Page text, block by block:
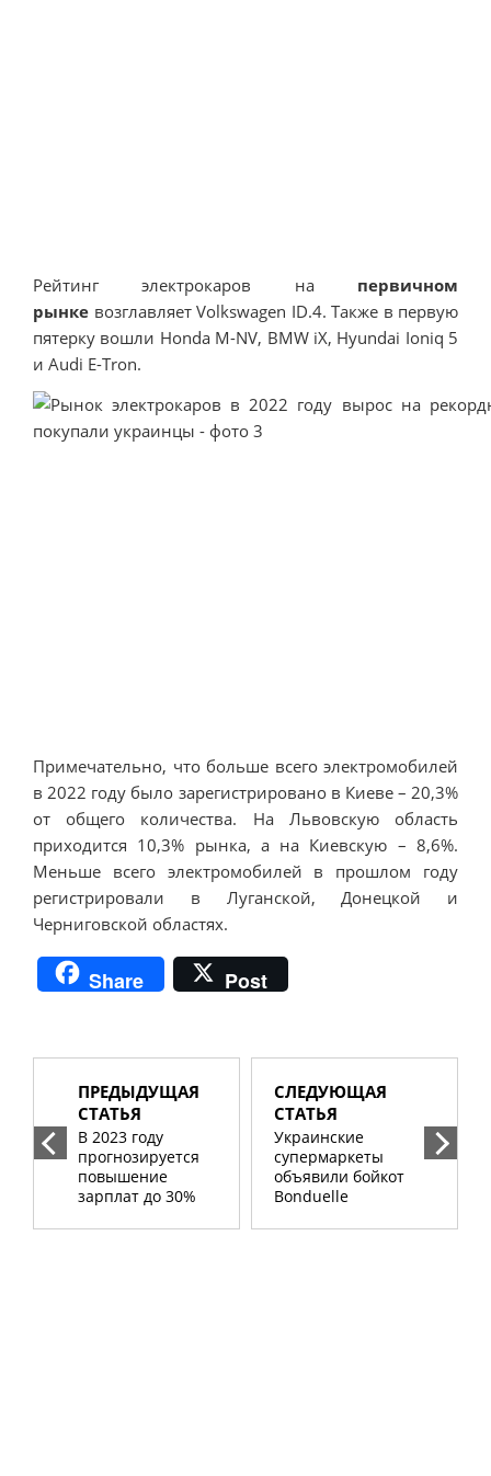
Рейтинг электрокаров на первичном
рынке возглавляет Volkswagen ID.4. Также в первую
пятерку вошли Honda M-NV, BMW iX, Hyundai Ioniq 5
и Audi E-Tron.
Примечательно, что больше всего электромобилей
в 2022 году было зарегистрировано в Киеве – 20,3%
от общего количества. На Львовскую область
приходится 10,3% рынка, а на Киевскую – 8,6%.
Меньше всего электромобилей в прошлом году
регистрировали в Луганской, Донецкой и
Черниговской областях.
Share Post
ПРЕДЫДУЩАЯ
СТАТЬЯ
В 2023 году
прогнозируется
повышение
зарплат до 30%
СЛЕДУЮЩАЯ
СТАТЬЯ
Украинские
супермаркеты
объявили бойкот
Bonduelle